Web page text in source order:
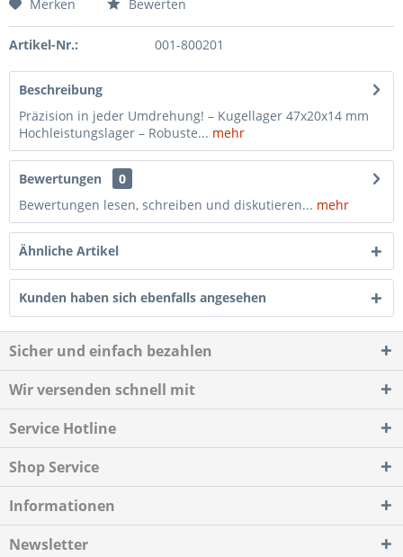
Merken Bewerten
Artikel-Nr.: 001-800201
Beschreibung
Präzision in jeder Umdrehung! – Kugellager 47x20x14 mm
Hochleistungslager – Robuste... mehr
Bewertungen
0
Bewertungen lesen, schreiben und diskutieren... mehr
Ähnliche Artikel
Kunden haben sich ebenfalls angesehen
Sicher und einfach bezahlen
Wir versenden schnell mit
Service Hotline
Shop Service
Informationen
Newsletter